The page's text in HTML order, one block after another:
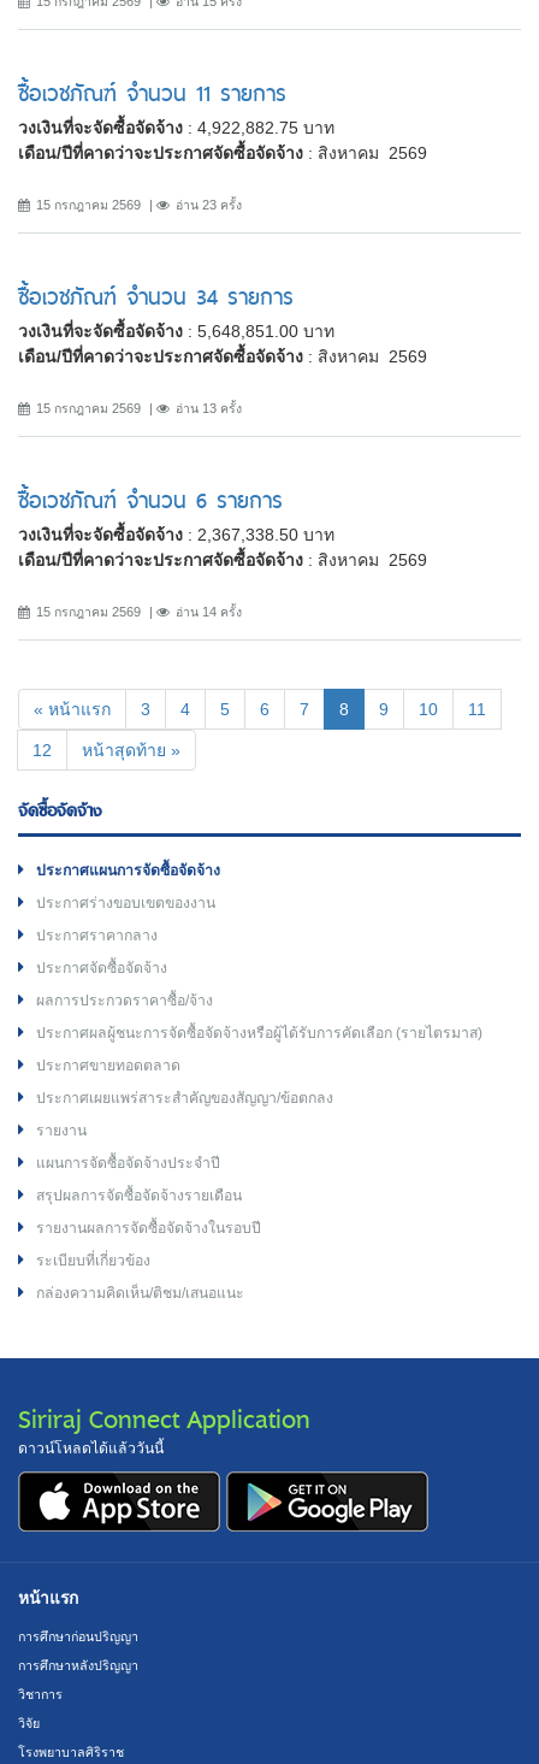
ซื้อเวชภัณฑ์ จำนวน 11 รายการ
วงเงินที่จะจัดซื้อจัดจ้าง : 4,922,882.75 บาท
เดือน/ปีที่คาดว่าจะประกาศจัดซื้อจัดจ้าง : สิงหาคม 2569
15 กรกฎาคม 2569 อ่าน 23 ครั้ง
ซื้อเวชภัณฑ์ จำนวน 34 รายการ
วงเงินที่จะจัดซื้อจัดจ้าง : 5,648,851.00 บาท
เดือน/ปีที่คาดว่าจะประกาศจัดซื้อจัดจ้าง : สิงหาคม 2569
15 กรกฎาคม 2569 อ่าน 13 ครั้ง
ซื้อเวชภัณฑ์ จำนวน 6 รายการ
วงเงินที่จะจัดซื้อจัดจ้าง : 2,367,338.50 บาท
เดือน/ปีที่คาดว่าจะประกาศจัดซื้อจัดจ้าง : สิงหาคม 2569
15 กรกฎาคม 2569 อ่าน 14 ครั้ง
« หน้าแรก 3 4 5 6 7 8 (current)
9 10 11
12 หน้าสุดท้าย »
จัดซื้อจัดจ้าง
ประกาศแผนการจัดซื้อจัดจ้าง
ประกาศร่างขอบเขตของงาน
ประกาศราคากลาง
ประกาศจัดซื้อจัดจ้าง
ผลการประกวดราคาซื้อ/จ้าง
ประกาศผลผู้ชนะการจัดซื้อจัดจ้างหรือผู้ได้รับการคัดเลือก (รายไตรมาส)
ประกาศขายทอดตลาด
ประกาศเผยแพร่สาระสำคัญของสัญญา/ข้อตกลง
รายงาน
แผนการจัดซื้อจัดจ้างประจำปี
สรุปผลการจัดซื้อจัดจ้างรายเดือน
รายงานผลการจัดซื้อจัดจ้างในรอบปี
ระเบียบที่เกี่ยวข้อง
กล่องความคิดเห็น/ติชม/เสนอแนะ
Siriraj Connect Application
ดาวน์โหลดได้แล้ววันนี้
หน้าแรก
การศึกษาก่อนปริญญา
การศึกษาหลังปริญญา
วิชาการ
วิจัย
โรงพยาบาลศิริราช